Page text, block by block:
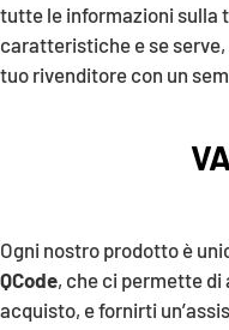
tutte le informazioni sulla
caratteristiche e se
tuo rivenditore con un
Ogni nostro prodotto è
QCode, che ci permette
acquisto, e fornirti